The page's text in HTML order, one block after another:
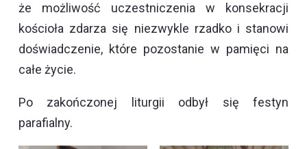
że możliwość uczestniczenia w konsekracji
kościoła zdarza się niezwykle rzadko i stanowi
doświadczenie, które pozostanie w pamięci na
całe życie.
Po zakończonej liturgii odbył się festyn
parafialny.